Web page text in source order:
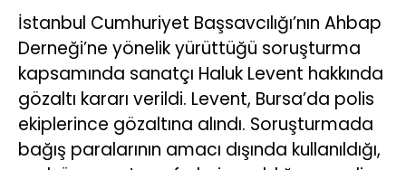
İstanbul Cumhuriyet Başsavcılığı’nın Ahbap
Derneği’ne yönelik yürüttüğü soruşturma
kapsamında sanatçı Haluk Levent hakkında
gözaltı kararı verildi. Levent, Bursa’da polis
ekiplerince gözaltına alındı. Soruşturmada
bağış paralarının amacı dışında kullanıldığı,